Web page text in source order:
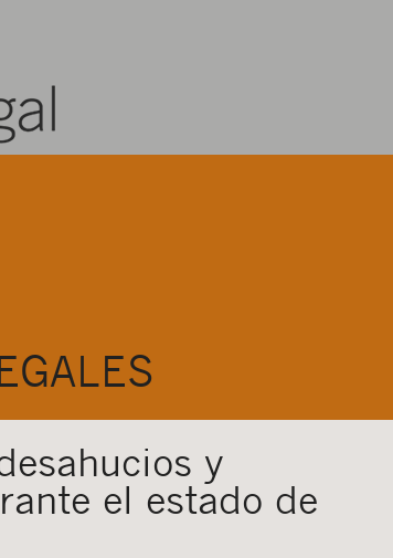
y
el estado de